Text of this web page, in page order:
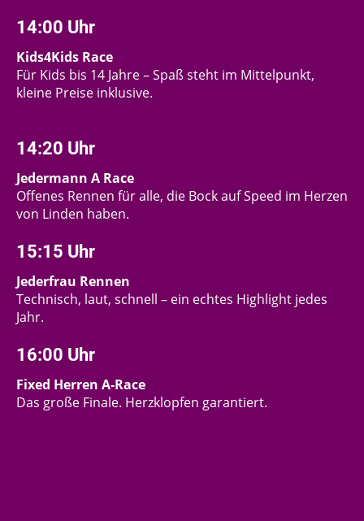
14:00 Uhr
Kids4Kids Race
Für Kids bis 14 Jahre – Spaß steht im Mittelpunkt,
kleine Preise inklusive.
14:20 Uhr
Jedermann A Race
Offenes Rennen für alle, die Bock auf Speed im Herzen
von Linden haben.
15:15 Uhr
Jederfrau Rennen
Technisch, laut, schnell – ein echtes Highlight jedes
Jahr.
16:00 Uhr
Fixed Herren A‑Race
Das große Finale. Herzklopfen garantiert.